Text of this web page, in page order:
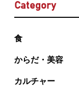
Category
食
からだ・美容
カルチャー